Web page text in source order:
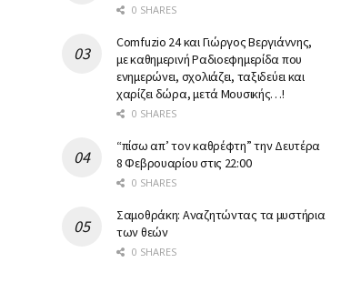
0 SHARES
Comfuzio 24 και Γιώργος Βεργιάννης,
με καθημερινή Ραδιοεφημερίδα που
ενημερώνει, σχολιάζει, ταξιδεύει και
χαρίζει δώρα, μετά Μουσικής…!
0 SHARES
“πίσω απ’ τον καθρέφτη” την Δευτέρα
8 Φεβρουαρίου στις 22:00
0 SHARES
Σαμοθράκη: Αναζητώντας τα μυστήρια
των θεών
0 SHARES